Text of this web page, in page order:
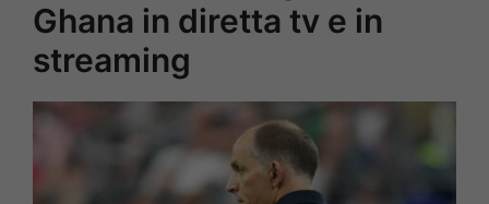
Ghana in diretta tv e in
streaming